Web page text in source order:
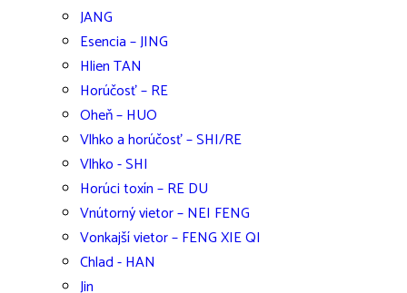
JANG
Esencia – JING
Hlien TAN
Horúčosť – RE
Oheň – HUO
Vlhko a horúčosť – SHI/RE
Vlhko - SHI
Horúci toxín – RE DU
Vnútorný vietor – NEI FENG
Vonkajší vietor – FENG XIE QI
Chlad - HAN
Jin